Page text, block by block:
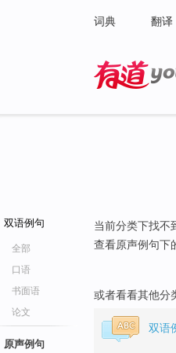
词典 翻译
双语例句
全部
口语
书面语
论文
原声例句
当前分类下找不
查看原声例句下
或者看看其他分
双语